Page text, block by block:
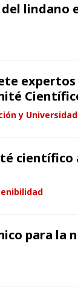
lindano
expertos
y Universidad
científico
para la